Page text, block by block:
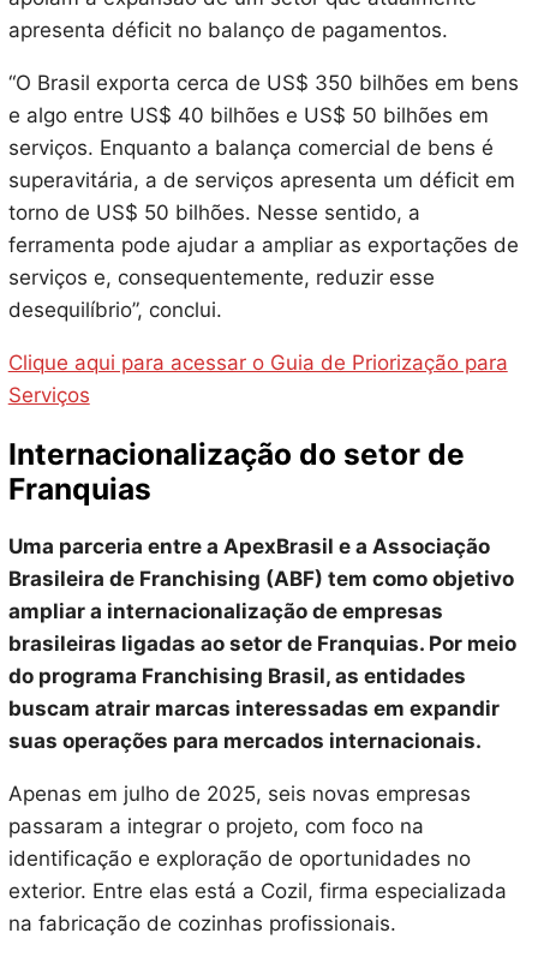
apresenta déficit no balanço de pagamentos.
“O Brasil exporta cerca de US$ 350 bilhões em bens
e algo entre US$ 40 bilhões e US$ 50 bilhões em
serviços. Enquanto a balança comercial de bens é
superavitária, a de serviços apresenta um déficit em
torno de US$ 50 bilhões. Nesse sentido, a
ferramenta pode ajudar a ampliar as exportações de
serviços e, consequentemente, reduzir esse
desequilíbrio”, conclui.
Clique aqui para acessar o Guia de Priorização para
Serviços
Internacionalização do setor de
Franquias
Uma parceria entre a ApexBrasil e a Associação
Brasileira de Franchising (ABF) tem como objetivo
ampliar a internacionalização de empresas
brasileiras ligadas ao setor de Franquias. Por meio
do programa Franchising Brasil, as entidades
buscam atrair marcas interessadas em expandir
suas operações para mercados internacionais.
Apenas em julho de 2025, seis novas empresas
passaram a integrar o projeto, com foco na
identificação e exploração de oportunidades no
exterior. Entre elas está a Cozil, firma especializada
na fabricação de cozinhas profissionais.